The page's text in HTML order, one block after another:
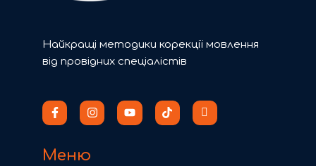
Найкращі методики корекції мовлення
від провідних спеціалістів
Меню